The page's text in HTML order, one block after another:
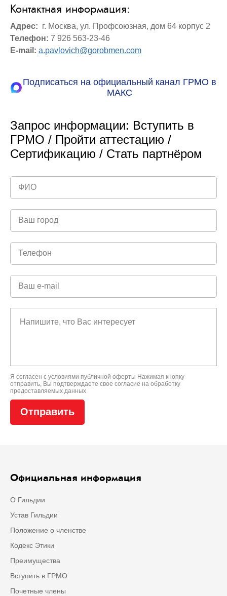
Контактная информация:
Адрес: г. Москва, ул. Профсоюзная, дом 64 корпус 2
Телефон: 7 926 563-23-46
E-mail: a.pavlovich@gorobmen.com
Подписаться на официальный канал ГРМО в
МАКС
Запрос информации: Вступить в
ГРМО / Пройти аттестацию /
Сертификацию / Стать партнёром
Я согласен с условиями публичной оферты Нажимая кнопку
отправить, Вы подтверждаете свое согласие на обработку
предоставляемых данных
Официальная информация
О Гильдии
Устав Гильдии
Положение о членстве
Кодекс Этики
Преимущества
Вступить в ГРМО
Почетные члены